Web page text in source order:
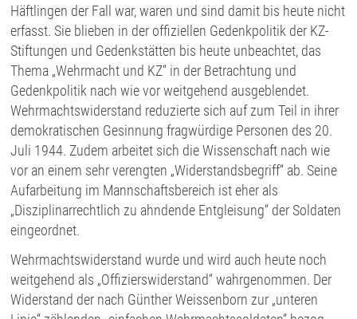
Häftlingen der Fall war, waren und sind damit bis heute nicht
erfasst. Sie blieben in der offiziellen Gedenkpolitik der KZ-
Stiftungen und Gedenkstätten bis heute unbeachtet, das
Thema „Wehrmacht und KZ“ in der Betrachtung und
Gedenkpolitik nach wie vor weitgehend ausgeblendet.
Wehrmachtswiderstand reduzierte sich auf zum Teil in ihrer
demokratischen Gesinnung fragwürdige Personen des 20.
Juli 1944. Zudem arbeitet sich die Wissenschaft nach wie
vor an einem sehr verengten „Widerstandsbegriff“ ab. Seine
Aufarbeitung im Mannschaftsbereich ist eher als
„Disziplinarrechtlich zu ahndende Entgleisung“ der Soldaten
eingeordnet.
Wehrmachtswiderstand wurde und wird auch heute noch
weitgehend als „Offizierswiderstand“ wahrgenommen. Der
Widerstand der nach Günther Weissenborn zur „unteren